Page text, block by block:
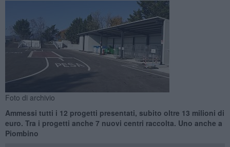
Foto di archivio
Ammessi tutti i 12 progetti presentati, subito oltre 13 milioni di
euro. Tra i progetti anche 7 nuovi centri raccolta. Uno anche a
Piombino